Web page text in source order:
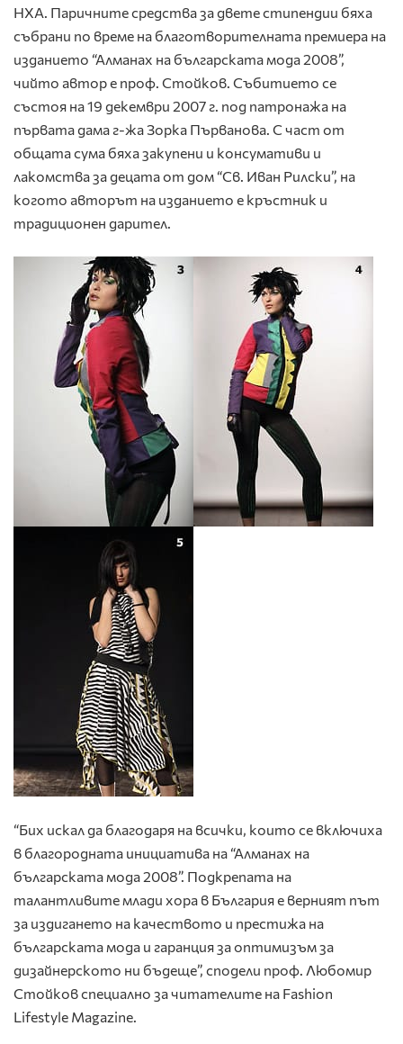
НХА. Паричните средства за двете стипендии бяха
събрани по време на благотворителната премиера на
изданието “Алманах на българската мода 2008”,
чийто автор е проф. Стойков. Събитието се
състоя на 19 декември 2007 г. под патронажа на
първата дама г-жа Зорка Първанова. С част от
общата сума бяха закупени и консумативи и
лакомства за децата от дом “Св. Иван Рилски”, на
когото авторът на изданието е кръстник и
традиционен дарител.
“Бих искал да благодаря на всички, които се включиха
в благородната инициатива на “Алманах на
българската мода 2008”. Подкрепата на
талантливите млади хора в България е верният път
за издигането на качеството и престижа на
българската мода и гаранция за оптимизъм за
дизайнерското ни бъдеще”, сподели проф. Любомир
Стойков специално за читателите на Fashion
Lifestyle Magazine.